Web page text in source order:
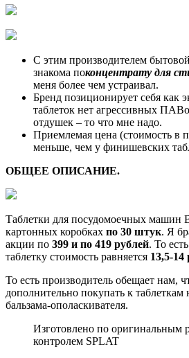
С этим производителем
знакома поконцентрату для
меня более чем устраивал.
Бренд позиционирует себя как
таблеток нет агрессивных
отдушек – то что мне надо.
Приемлемая цена (стоимость в
меньше, чем у финишевских
ОБЩЕЕ ОПИСАНИЕ.
Таблетки для посудомоечных машин
картонных коробках по 30 штук. Я
акции по 399 и по 419 рублей. То
таблетку стоимость равняется 13,5-14
То есть производитель обещает нам,
дополнительно покупать к
бальзама-ополаскивателя.
Изготовлено по оригинальным
контролем SPLAT